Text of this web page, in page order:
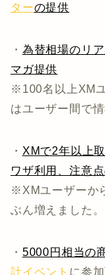
ターの提供
・ 為替相場のリ
マガ提供
※100名以上XM
はユーザー間で
・ XMで2年以上
ワザ利用、注意
※XMユーザーか
ぶん増えました。
・ 5000円相当の
計イベント に参